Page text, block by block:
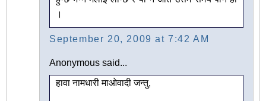
।
September 20, 2009 at 7:42 AM
Anonymous said...
हावा नामधारी माओवादी जन्तु,